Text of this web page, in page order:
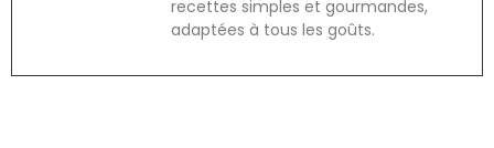
recettes simples et gourmandes,
adaptées à tous les goûts.